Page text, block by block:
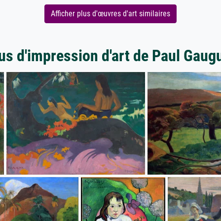
Afficher plus d'œuvres d'art similaires
d'impression d'art de Paul